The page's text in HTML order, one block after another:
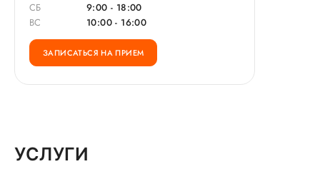
СБ
9:00 - 18:00
ВС
10:00 - 16:00
ЗАПИСАТЬСЯ НА ПРИЕМ
УСЛУГИ